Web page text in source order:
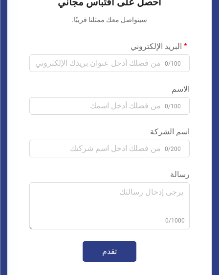
سيتواصل معك ممثلنا قريبًا.
البريد الإلكتروني
0/100
الاسم
0/100
اسم الشركة
0/200
رسالة
0/1000
تقدم